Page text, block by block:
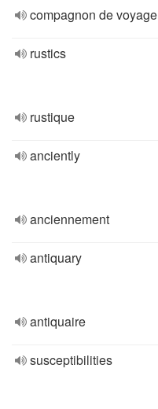
compagnon de voyage
rustics
rustique
anciently
anciennement
antiquary
antiquaire
susceptibilities